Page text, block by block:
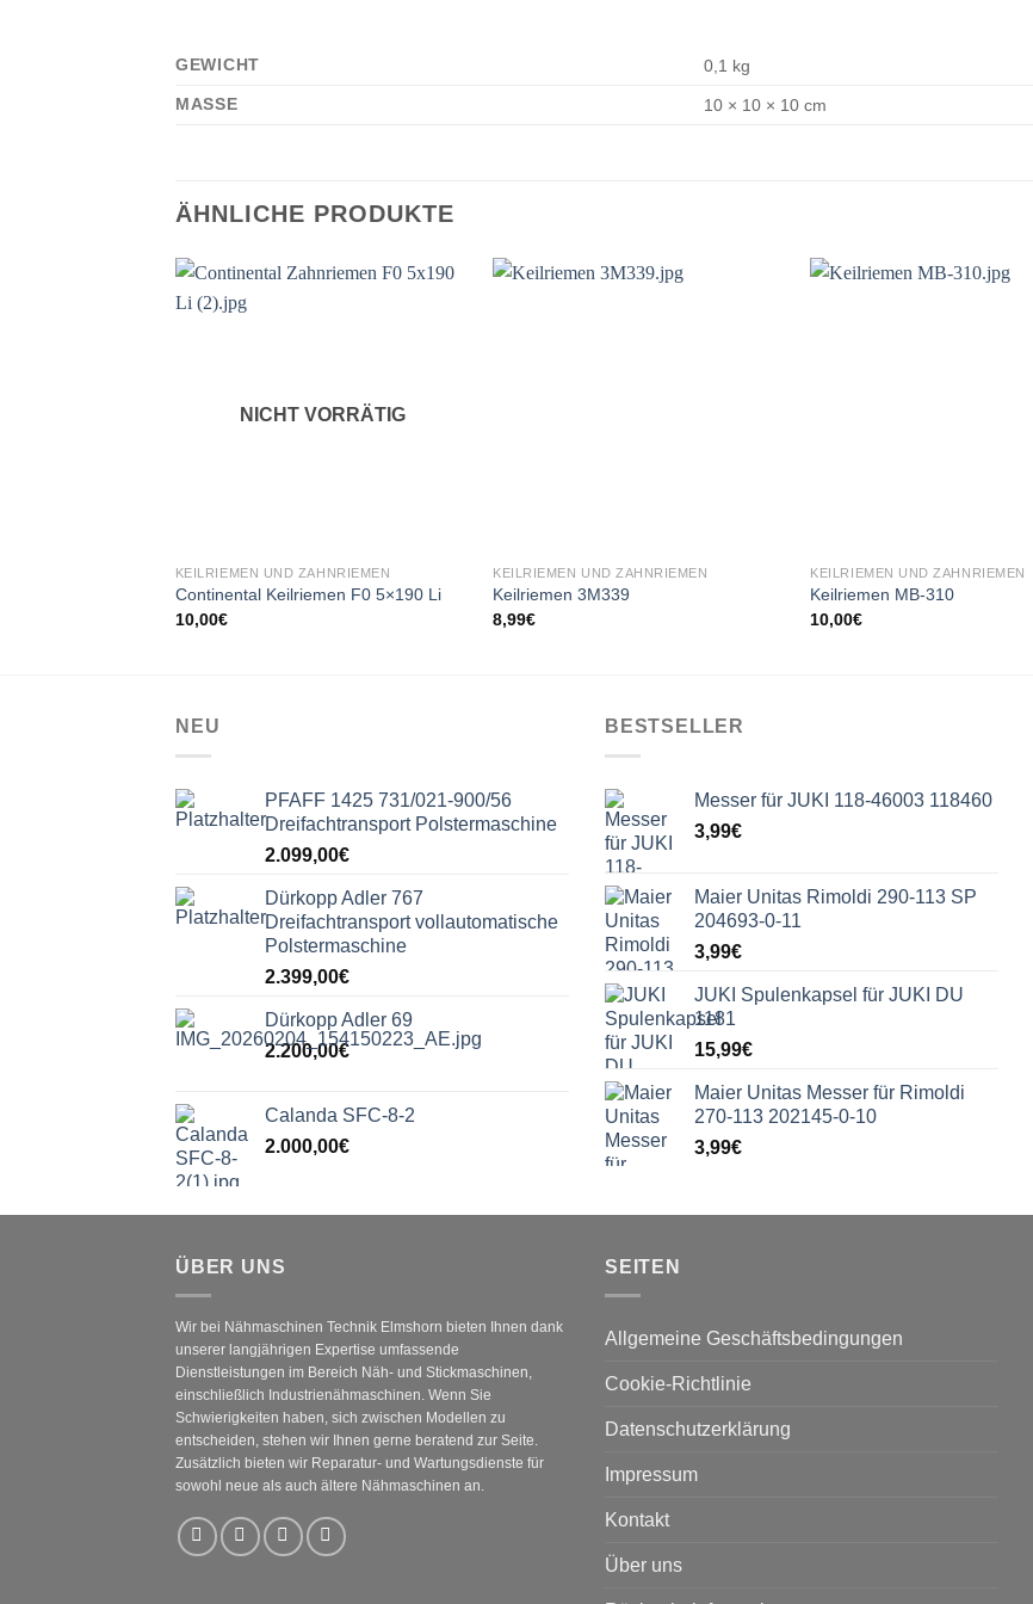
GEWICHT
0,1 kg
MASSE
10 × 10 × 10 cm
ÄHNLICHE PRODUKTE
NICHT VORRÄTIG
KEILRIEMEN UND ZAHNRIEMEN
Continental Keilriemen F0 5×190 Li
10,00€
KEILRIEMEN UND ZAHNRIEMEN
Keilriemen 3M339
8,99€
KEILRIEMEN UND ZAHNRIEMEN
Keilriemen MB-310
10,00€
NEU
PFAFF 1425 731/021-900/56
Dreifachtransport Polstermaschine
2.099,00€
Dürkopp Adler 767
Dreifachtransport vollautomatische
Polstermaschine
2.399,00€
Dürkopp Adler 69
2.200,00€
Calanda SFC-8-2
2.000,00€
BESTSELLER
Messer für JUKI 118-46003 118460
3,99€
Maier Unitas Rimoldi 290-113 SP
204693-0-11
3,99€
JUKI Spulenkapsel für JUKI DU
1181
15,99€
Maier Unitas Messer für Rimoldi
270-113 202145-0-10
3,99€
ÜBER UNS
Wir bei Nähmaschinen Technik Elmshorn bieten Ihnen dank
unserer langjährigen Expertise umfassende
Dienstleistungen im Bereich Näh- und Stickmaschinen,
einschließlich Industrienähmaschinen. Wenn Sie
Schwierigkeiten haben, sich zwischen Modellen zu
entscheiden, stehen wir Ihnen gerne beratend zur Seite.
Zusätzlich bieten wir Reparatur- und Wartungsdienste für
sowohl neue als auch ältere Nähmaschinen an.
SEITEN
Allgemeine Geschäftsbedingungen
Cookie-Richtlinie
Datenschutzerklärung
Impressum
Kontakt
Über uns